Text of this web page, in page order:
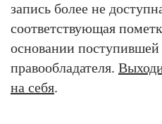
запись более не
соответствующая
основании
правообладателя.
на себя.